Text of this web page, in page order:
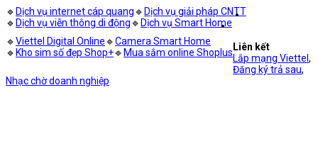
🔹 Dịch vụ internet cáp quang🔹 Dịch vụ giải pháp CNTT
🔹 Dịch vụ viễn thông di động🔹 Dịch vụ Smart Home
🔹Viettel Digital Online🔹Camera Smart Home
🔹 Kho sim số đẹp Shop+🔹 Mua sắm online Shoplus Liên kết
Lắp mạng Viettel ,
Đăng ký trả sau,
Nhạc chờ doanh nghiệp